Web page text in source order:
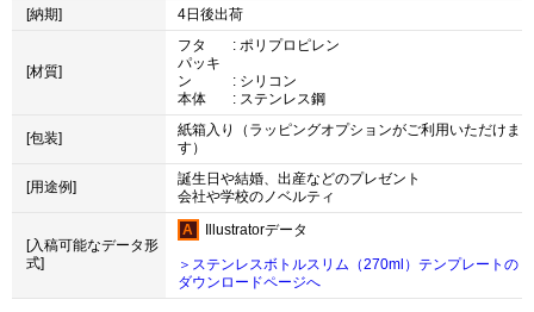
[納期]
4日後出荷
[材質]
フタ
: ポリプロピレン
パッキ
ン
: シリコン
本体
: ステンレス鋼
[包装]
紙箱入り（ラッピングオプションがご利用いただけま
す）
[用途例]
誕生日や結婚、出産などのプレゼント
会社や学校のノベルティ
[入稿可能なデータ形
式]
Illustratorデータ
＞ステンレスボトルスリム（270ml）テンプレートの
ダウンロードページへ